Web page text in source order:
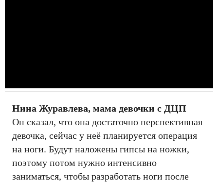
Нина Журавлева, мама девочки с ДЦП
Он сказал, что она достаточно перспективная
девочка, сейчас у неё планируется операция
на ноги. Будут наложены гипсы на ножки,
поэтому потом нужно интенсивно
заниматься, чтобы разработать ноги после